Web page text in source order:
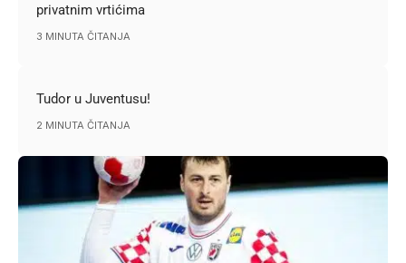
privatnim vrtićima
3 MINUTA ČITANJA
Tudor u Juventusu!
2 MINUTA ČITANJA